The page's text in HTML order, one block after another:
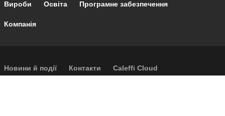
Footer main navigation
Вироби Освіта Програмне забезпечення
Компанія
Footer secondary navigation
Новини й події Контакти Caleffi Cloud